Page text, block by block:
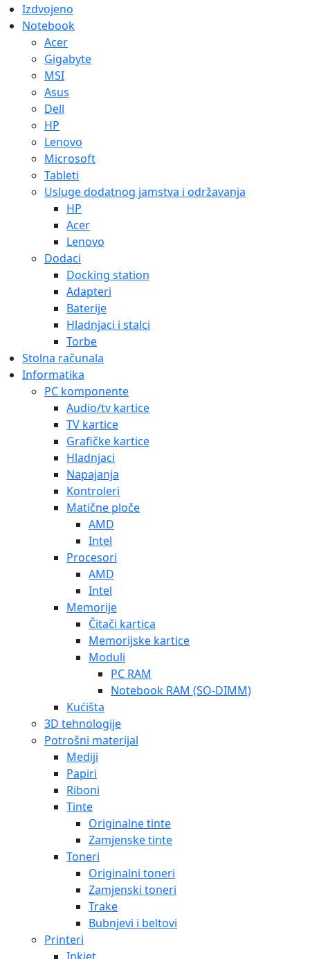
Izdvojeno
Notebook
Acer
Gigabyte
MSI
Asus
Dell
HP
Lenovo
Microsoft
Tableti
Usluge dodatnog jamstva i održavanja
HP
Acer
Lenovo
Dodaci
Docking station
Adapteri
Baterije
Hladnjaci i stalci
Torbe
Stolna računala
Informatika
PC komponente
Audio/tv kartice
TV kartice
Grafičke kartice
Hladnjaci
Napajanja
Kontroleri
Matične ploče
AMD
Intel
Procesori
AMD
Intel
Memorije
Čitači kartica
Memorijske kartice
Moduli
PC RAM
Notebook RAM (SO-DIMM)
Kućišta
3D tehnologije
Potrošni materijal
Mediji
Papiri
Riboni
Tinte
Originalne tinte
Zamjenske tinte
Toneri
Originalni toneri
Zamjenski toneri
Trake
Bubnjevi i beltovi
Printeri